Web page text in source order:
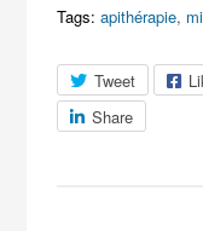
Tags: apithérapie,
Tweet
Share